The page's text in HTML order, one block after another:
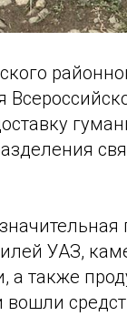
УАЗ,
а также